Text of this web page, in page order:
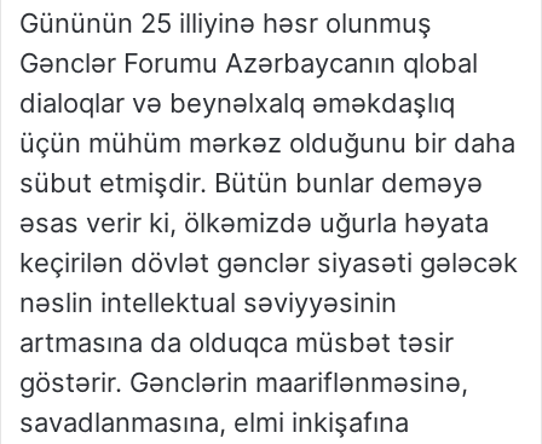
Gününün 25 illiyinə həsr olunmuş
Gənclər Forumu Azərbaycanın qlobal
dialoqlar və beynəlxalq əməkdaşlıq
üçün mühüm mərkəz olduğunu bir daha
sübut etmişdir. Bütün bunlar deməyə
əsas verir ki, ölkəmizdə uğurla həyata
keçirilən dövlət gənclər siyasəti gələcək
nəslin intellektual səviyyəsinin
artmasına da olduqca müsbət təsir
göstərir. Gənclərin maariflənməsinə,
savadlanmasına, elmi inkişafına